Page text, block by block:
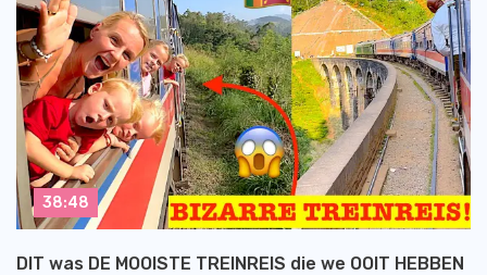
DIT was DE MOOISTE TREINREIS die we OOIT HEBBEN
38:48